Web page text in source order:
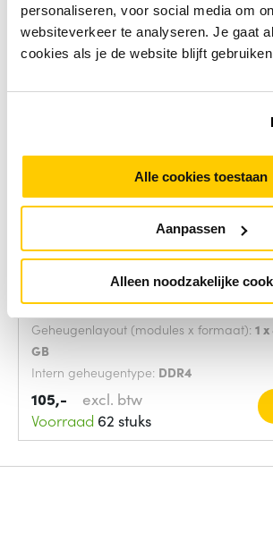
personaliseren, voor social media om
websiteverkeer te analyseren. Je gaat
cookies als je de website blijft
Alle cookies toestaan
Aanpassen
Alleen noodzakelijke
Vergelijk
Crucial CT8G4DFRA32A
geheugenmodule 8 GB 1
Intern geheugen:8 GB
Geheugenlayout (modules x formaat): 1 x
GB
Intern geheugentype: DDR4
Component voor:
105,-
excl. btw
Voorraad 62 stuks